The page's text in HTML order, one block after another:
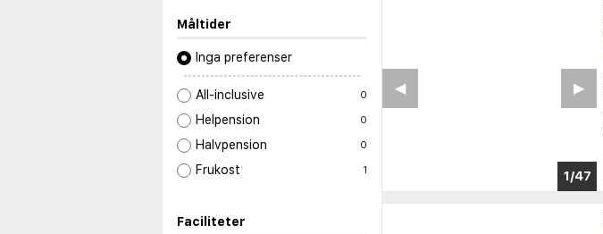
Måltider
Inga preferenser
All-inclusive 0
Helpension 0
Halvpension 0
Frukost 1
Faciliteter
1/38
▶︎
◀︎